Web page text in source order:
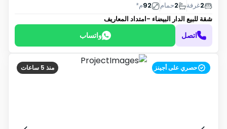
2غرفة 2حمام 92م²
شقة للبيع الدار البيضاء -امتداد المعاريف
اتصل واتساب
منذ 5 ساعات حصري على أجينز